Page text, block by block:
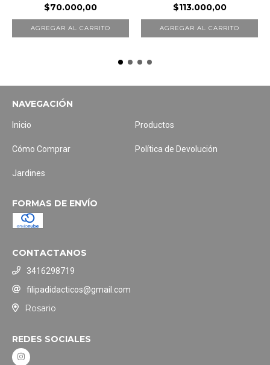
$70.000,00 $113.000,00
NAVEGACIÓN
Inicio Productos
Cómo Comprar Política de Devolución
Jardines
FORMAS DE ENVÍO
CONTACTANOS
3416298719
filipadidacticos@gmail.com
Rosario
REDES SOCIALES